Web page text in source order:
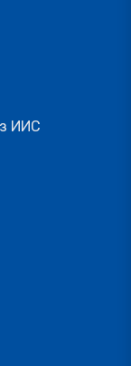
ИИС